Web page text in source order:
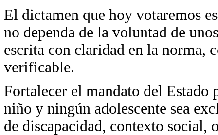
El dictamen que hoy votaremos
no dependa de la voluntad de
escrita con claridad en la norma,
verificable.
Fortalecer el mandato del Estado
niño y ningún adolescente sea
de discapacidad, contexto